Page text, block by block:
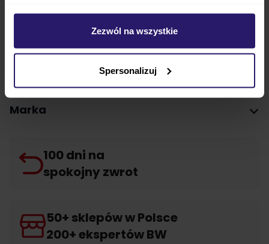
Zezwól na wszystkie
Spersonalizuj
Marka
100 dni na
spokojny zwrot
50+ sklepów w Polsce
200+ ekspertów BW